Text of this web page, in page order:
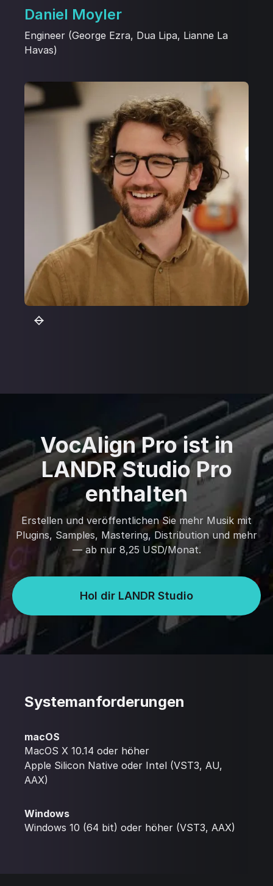
Daniel Moyler
Engineer (George Ezra, Dua Lipa, Lianne La
Havas)
VocAlign Pro ist in
LANDR Studio Pro
enthalten
Erstellen und veröffentlichen Sie mehr Musik mit
Plugins, Samples, Mastering, Distribution und mehr
— ab nur 8,25 USD/Monat.
Hol dir LANDR Studio
Systemanforderungen
macOS
MacOS X 10.14 oder höher
Apple Silicon Native oder Intel (VST3, AU,
AAX)
Windows
Windows 10 (64 bit) oder höher (VST3, AAX)